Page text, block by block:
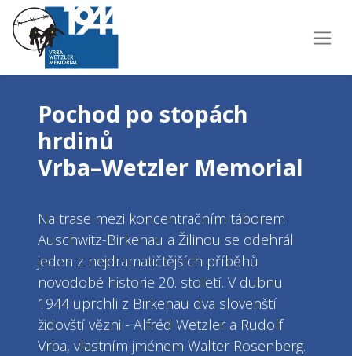
Pochod po stopách
hrdinů
Vrba–Wetzler Memorial
Na trase mezi koncentračním táborem
Auschwitz-Birkenau a Žilinou se odehrál
jeden z nejdramatičtějších příběhů
novodobé historie 20. století. V dubnu
1944 uprchli z Birkenau dva slovenští
židovští vězni - Alfréd Wetzler a Rudolf
Vrba, vlastním jménem Walter Rosenberg.